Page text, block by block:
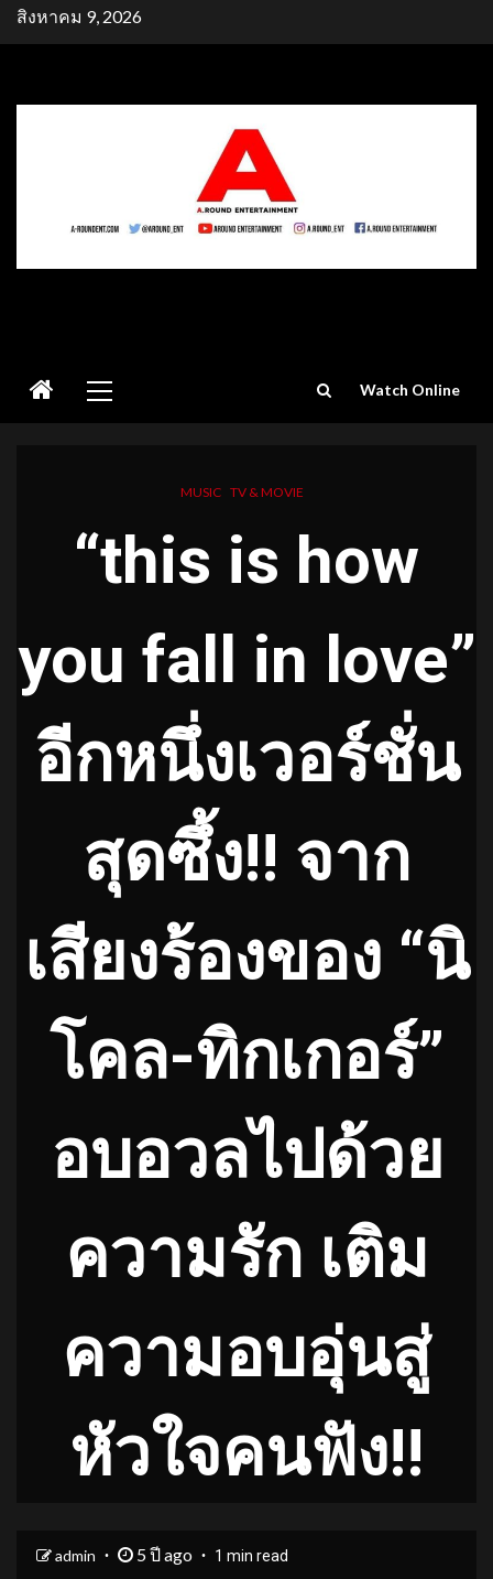
Skipสิงหาคม 9, 2026
Menu
Watch Online
MUSIC TV & MOVIE
“this is how
you fall in love”
อีกหนึ่งเวอร์ชั่น
สุดซึ้ง!! จาก
เสียงร้องของ “นิ
โคล-ทิกเกอร์”
อบอวลไปด้วย
ความรัก เติม
ความอบอุ่นสู่
หัวใจคนฟัง!!
admin 5 ปี ago 1 min read